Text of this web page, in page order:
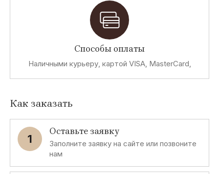
Способы оплаты
Наличными курьеру, картой VISA, MasterCard,
Как заказать
1
Оставьте заявку
Заполните заявку на сайте или позвоните
нам